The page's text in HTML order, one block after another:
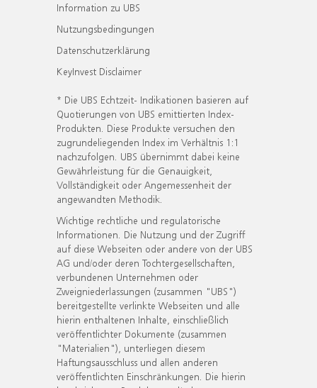
Information zu UBS
Nutzungsbedingungen
Datenschutzerklärung
KeyInvest Disclaimer
* Die UBS Echtzeit- Indikationen basieren auf
Quotierungen von UBS emittierten Index-
Produkten. Diese Produkte versuchen den
zugrundeliegenden Index im Verhältnis 1:1
nachzufolgen. UBS übernimmt dabei keine
Gewährleistung für die Genauigkeit,
Vollständigkeit oder Angemessenheit der
angewandten Methodik.
Wichtige rechtliche und regulatorische
Informationen. Die Nutzung und der Zugriff
auf diese Webseiten oder andere von der UBS
AG und/oder deren Tochtergesellschaften,
verbundenen Unternehmen oder
Zweigniederlassungen (zusammen "UBS")
bereitgestellte verlinkte Webseiten und alle
hierin enthaltenen Inhalte, einschließlich
veröffentlichter Dokumente (zusammen
"Materialien"), unterliegen diesem
Haftungsausschluss und allen anderen
veröffentlichten Einschränkungen. Die hierin